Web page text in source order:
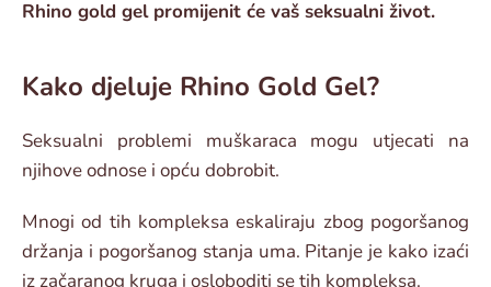
Rhino gold gel promijenit će vaš seksualni život.
Kako djeluje Rhino Gold Gel?
Seksualni problemi muškaraca mogu utjecati na
njihove odnose i opću dobrobit.
Mnogi od tih kompleksa eskaliraju zbog pogoršanog
držanja i pogoršanog stanja uma. Pitanje je kako izaći
iz začaranog kruga i osloboditi se tih kompleksa.